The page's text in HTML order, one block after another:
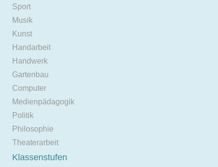
Sport
Musik
Kunst
Handarbeit
Handwerk
Gartenbau
Computer
Medienpädagogik
Politik
Philosophie
Theaterarbeit
Klassenstufen